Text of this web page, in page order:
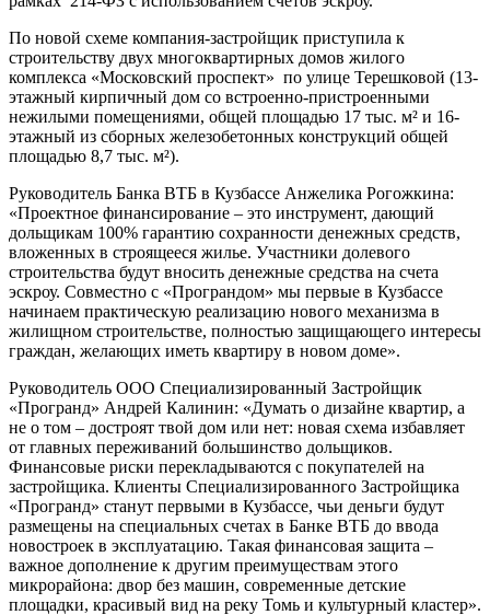
По новой схеме компания-застройщик приступила к
строительству двух многоквартирных домов жилого
комплекса «Московский проспект» по улице Терешковой (13-
этажный кирпичный дом со встроенно-пристроенными
нежилыми помещениями, общей площадью 17 тыс. м² и 16-
этажный из сборных железобетонных конструкций общей
площадью 8,7 тыс. м²).
Руководитель Банка ВТБ в Кузбассе Анжелика Рогожкина:
«Проектное финансирование – это инструмент, дающий
дольщикам 100% гарантию сохранности денежных средств,
вложенных в строящееся жилье. Участники долевого
строительства будут вносить денежные средства на счета
эскроу. Совместно с «Програндом» мы первые в Кузбассе
начинаем практическую реализацию нового механизма в
жилищном строительстве, полностью защищающего интересы
граждан, желающих иметь квартиру в новом доме».
Руководитель ООО Специализированный Застройщик
«Програнд» Андрей Калинин: «Думать о дизайне квартир, а
не о том – достроят твой дом или нет: новая схема избавляет
от главных переживаний большинство дольщиков.
Финансовые риски перекладываются с покупателей на
застройщика. Клиенты Специализированного Застройщика
«Програнд» станут первыми в Кузбассе, чьи деньги будут
размещены на специальных счетах в Банке ВТБ до ввода
новостроек в эксплуатацию. Такая финансовая защита –
важное дополнение к другим преимуществам этого
микрорайона: двор без машин, современные детские
площадки, красивый вид на реку Томь и культурный кластер».